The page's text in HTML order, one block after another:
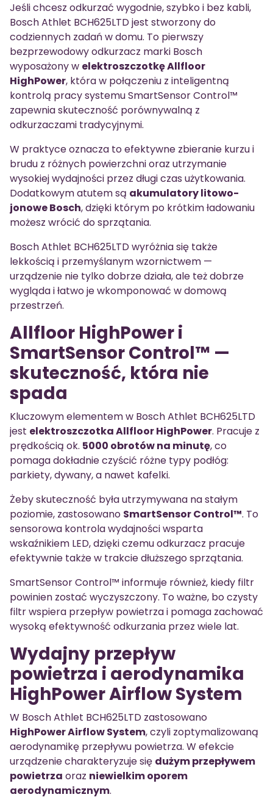
Jeśli chcesz odkurzać wygodnie, szybko i bez kabli,
Bosch Athlet BCH625LTD jest stworzony do
codziennych zadań w domu. To pierwszy
bezprzewodowy odkurzacz marki Bosch
wyposażony w elektroszczotkę Allfloor
HighPower, która w połączeniu z inteligentną
kontrolą pracy systemu SmartSensor Control™
zapewnia skuteczność porównywalną z
odkurzaczami tradycyjnymi.
W praktyce oznacza to efektywne zbieranie kurzu i
brudu z różnych powierzchni oraz utrzymanie
wysokiej wydajności przez długi czas użytkowania.
Dodatkowym atutem są akumulatory litowo-
jonowe Bosch, dzięki którym po krótkim ładowaniu
możesz wrócić do sprzątania.
Bosch Athlet BCH625LTD wyróżnia się także
lekkością i przemyślanym wzornictwem —
urządzenie nie tylko dobrze działa, ale też dobrze
wygląda i łatwo je wkomponować w domową
przestrzeń.
Allfloor HighPower i
SmartSensor Control™ —
skuteczność, która nie
spada
Kluczowym elementem w Bosch Athlet BCH625LTD
jest elektroszczotka Allfloor HighPower. Pracuje z
prędkością ok. 5000 obrotów na minutę, co
pomaga dokładnie czyścić różne typy podłóg:
parkiety, dywany, a nawet kafelki.
Żeby skuteczność była utrzymywana na stałym
poziomie, zastosowano SmartSensor Control™. To
sensorowa kontrola wydajności wsparta
wskaźnikiem LED, dzięki czemu odkurzacz pracuje
efektywnie także w trakcie dłuższego sprzątania.
SmartSensor Control™ informuje również, kiedy filtr
powinien zostać wyczyszczony. To ważne, bo czysty
filtr wspiera przepływ powietrza i pomaga zachować
wysoką efektywność odkurzania przez wiele lat.
Wydajny przepływ
powietrza i aerodynamika
HighPower Airflow System
W Bosch Athlet BCH625LTD zastosowano
HighPower Airflow System, czyli zoptymalizowaną
aerodynamikę przepływu powietrza. W efekcie
urządzenie charakteryzuje się dużym przepływem
powietrza oraz niewielkim oporem
aerodynamicznym.